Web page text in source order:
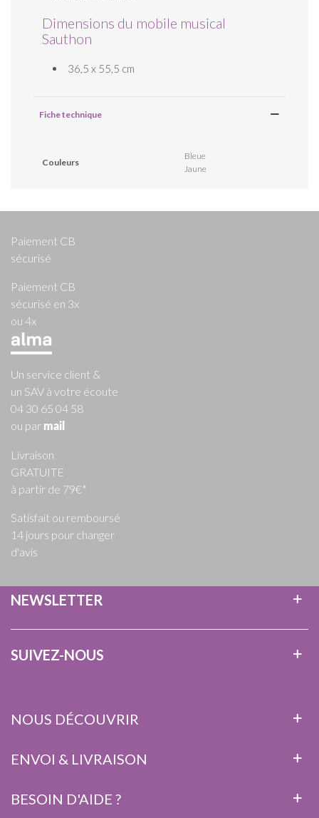
Dimensions du mobile musical
Sauthon
36,5 x 55,5 cm
Fiche technique
Couleurs
Bleue
Jaune
Paiement CB
sécurisé
Paiement CB
sécurisé en 3x
ou 4x
Un service client &
un SAV à votre écoute
04 30 65 04 58
ou par mail
Livraison
GRATUITE
à partir de 79€*
Satisfait ou remboursé
14 jours pour changer
d'avis
NEWSLETTER
SUIVEZ-NOUS
NOUS DÉCOUVRIR
ENVOI & LIVRAISON
BESOIN D'AIDE ?